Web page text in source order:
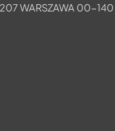
207 WARSZAWA 00-140